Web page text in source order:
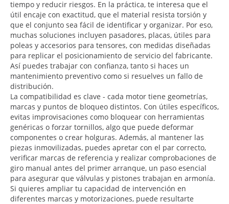
tiempo y reducir riesgos. En la práctica, te interesa que el
útil encaje con exactitud, que el material resista torsión y
que el conjunto sea fácil de identificar y organizar. Por eso,
muchas soluciones incluyen pasadores, placas, útiles para
poleas y accesorios para tensores, con medidas diseñadas
para replicar el posicionamiento de servicio del fabricante.
Así puedes trabajar con confianza, tanto si haces un
mantenimiento preventivo como si resuelves un fallo de
distribución.
La compatibilidad es clave - cada motor tiene geometrías,
marcas y puntos de bloqueo distintos. Con útiles específicos,
evitas improvisaciones como bloquear con herramientas
genéricas o forzar tornillos, algo que puede deformar
componentes o crear holguras. Además, al mantener las
piezas inmovilizadas, puedes apretar con el par correcto,
verificar marcas de referencia y realizar comprobaciones de
giro manual antes del primer arranque, un paso esencial
para asegurar que válvulas y pistones trabajan en armonía.
Si quieres ampliar tu capacidad de intervención en
diferentes marcas y motorizaciones, puede resultarte